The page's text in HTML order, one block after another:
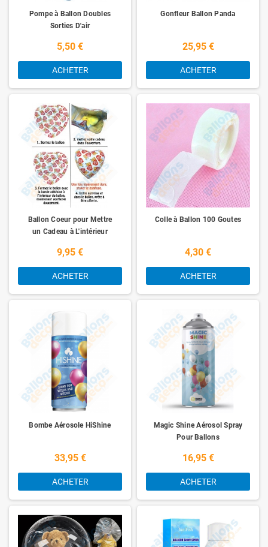
Pompe à Ballon Doubles
Sorties D'air
5,50 €
ACHETER
Gonfleur Ballon Panda
25,95 €
ACHETER
Ballon Coeur pour Mettre
un Cadeau à L'intérieur
9,95 €
ACHETER
Colle à Ballon 100 Goutes
4,30 €
ACHETER
Bombe Aérosole HiShine
33,95 €
ACHETER
Magic Shine Aérosol Spray
Pour Ballons
16,95 €
ACHETER